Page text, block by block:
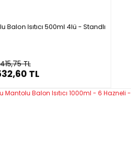
Isıtıcı 500ml 4lü - Standlı
TL
TL